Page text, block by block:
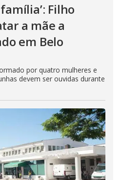
Filho
a mãe a
em Belo
por quatro mulheres e
devem ser ouvidas durante